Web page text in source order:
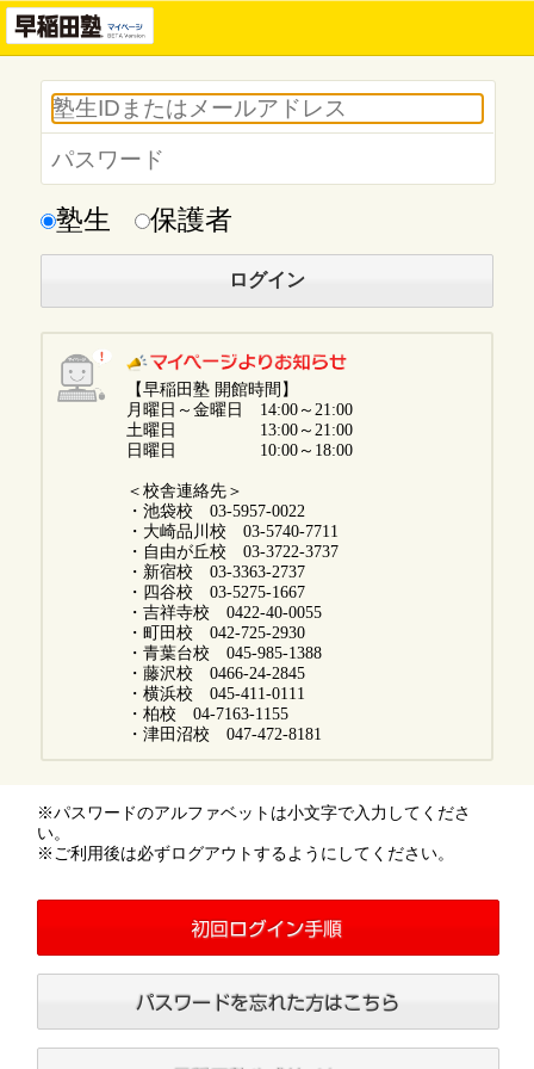
塾生 保護者
【早稲田塾 開館時間】
月曜日～金曜日 14:00～21:00
土曜日 13:00～21:00
日曜日 10:00～18:00
＜校舎連絡先＞
・池袋校 03-5957-0022
・大崎品川校 03-5740-7711
・自由が丘校 03-3722-3737
・新宿校 03-3363-2737
・四谷校 03-5275-1667
・吉祥寺校 0422-40-0055
・町田校 042-725-2930
・青葉台校 045-985-1388
・藤沢校 0466-24-2845
・横浜校 045-411-0111
・柏校 04-7163-1155
・津田沼校 047-472-8181
※パスワードのアルファベットは小文字で入力してくださ
い。
※ご利用後は必ずログアウトするようにしてください。